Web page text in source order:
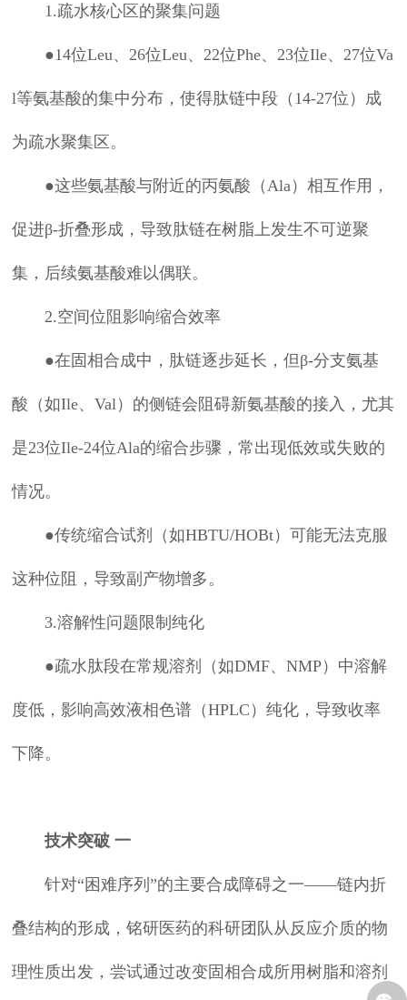
1.疏水核心区的聚集问题
●14位Leu、26位Leu、22位Phe、23位Ile、27位Va
l等氨基酸的集中分布，使得肽链中段（14-27位）成
为疏水聚集区。
●这些氨基酸与附近的丙氨酸（Ala）相互作用，
促进β-折叠形成，导致肽链在树脂上发生不可逆聚
集，后续氨基酸难以偶联。
2.空间位阻影响缩合效率
●在固相合成中，肽链逐步延长，但β-分支氨基
酸（如Ile、Val）的侧链会阻碍新氨基酸的接入，尤其
是23位Ile-24位Ala的缩合步骤，常出现低效或失败的
情况。
●传统缩合试剂（如HBTU/HOBt）可能无法克服
这种位阻，导致副产物增多。
3.溶解性问题限制纯化
●疏水肽段在常规溶剂（如DMF、NMP）中溶解
度低，影响高效液相色谱（HPLC）纯化，导致收率
下降。
技术突破 一
针对“困难序列”的主要合成障碍之一——链内折
叠结构的形成，铭研医药的科研团队从反应介质的物
理性质出发，尝试通过改变固相合成所用树脂和溶剂